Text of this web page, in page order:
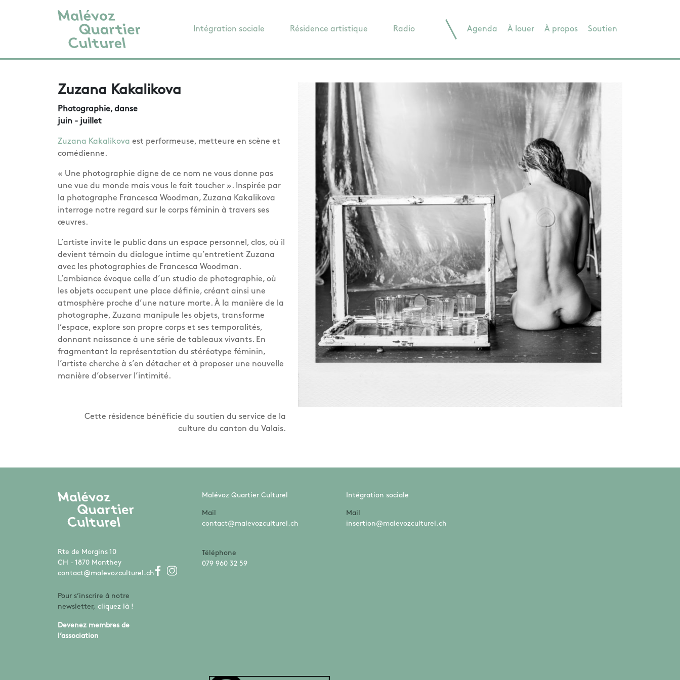
Intégration sociale Résidence artistique Radio Agenda À louer À propos Soutien
Zuzana Kakalikova
Photographie, danse
juin - juillet
Zuzana Kakalikova est performeuse, metteure en scène et
comédienne.
« Une photographie digne de ce nom ne vous donne pas
une vue du monde mais vous le fait toucher ». Inspirée par
la photographe Francesca Woodman, Zuzana Kakalikova
interroge notre regard sur le corps féminin à travers ses
œuvres.
L’artiste invite le public dans un espace personnel, clos, où il
devient témoin du dialogue intime qu’entretient Zuzana
avec les photographies de Francesca Woodman.
L’ambiance évoque celle d’un studio de photographie, où
les objets occupent une place définie, créant ainsi une
atmosphère proche d’une nature morte. À la manière de la
photographe, Zuzana manipule les objets, transforme
l’espace, explore son propre corps et ses temporalités,
donnant naissance à une série de tableaux vivants. En
fragmentant la représentation du stéréotype féminin,
l’artiste cherche à s’en détacher et à proposer une nouvelle
manière d’observer l’intimité.
Cette résidence bénéficie du soutien du service de la
culture du canton du Valais.
Rte de Morgins 10
CH - 1870 Monthey
contact@malevozculturel.ch
Pour s’inscrire à notre
newsletter, cliquez là !
Devenez membres de
l’association
Malévoz Quartier Culturel
Mail
contact@malevozculturel.ch
Téléphone
079 960 32 59
Intégration sociale
Mail
insertion@malevozculturel.ch